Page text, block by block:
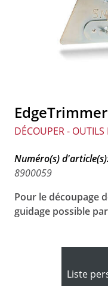
EdgeTrimmer
DÉCOUPER - OUTILS
Numéro(s)
8900059
Pour le découpage
guidage possible
Liste